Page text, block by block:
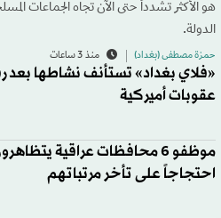
هو الأكثر تشدداً حتى الآن تجاه الجماعات
الدولة.
حمزة مصطفى (بغداد) منذ 3 ساعات
«فلاي بغداد» تستأنف نشاطها بعد
عقوبات أميركية
موظفو 6 محافظات عراقية
احتجاجاً على تأخر مرتباتهم